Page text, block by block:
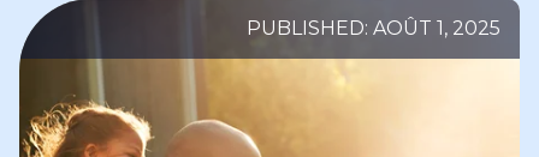
PUBLISHED: AOÛT 1, 2025